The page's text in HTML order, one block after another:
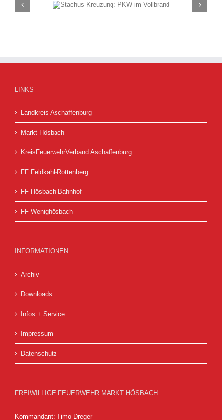
PKW im
LINKS
Landkreis Aschaffenburg
Markt Hösbach
KreisFeuerwehrVerband Aschaffenburg
FF Feldkahl-Rottenberg
FF Hösbach-Bahnhof
FF Wenighösbach
INFORMATIONEN
Archiv
Downloads
Infos + Service
Impressum
Datenschutz
FREIWILLIGE FEUERWEHR MARKT HÖSBACH
Kommandant: Timo Dreger